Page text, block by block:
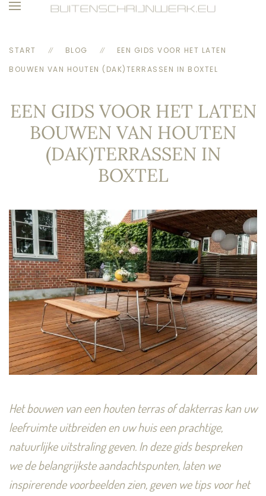
START BLOG
EEN GIDS VOOR HET LATEN
BOUWEN VAN HOUTEN (DAK)TERRASSEN IN BOXTEL
EEN GIDS VOOR HET LATEN
BOUWEN VAN HOUTEN
(DAK)TERRASSEN IN
BOXTEL
Het bouwen van een houten terras of dakterras kan uw
leefruimte uitbreiden en uw huis een prachtige,
natuurlijke uitstraling geven. In deze gids bespreken
we de belangrijkste aandachtspunten, laten we
inspirerende voorbeelden zien, geven we tips voor het